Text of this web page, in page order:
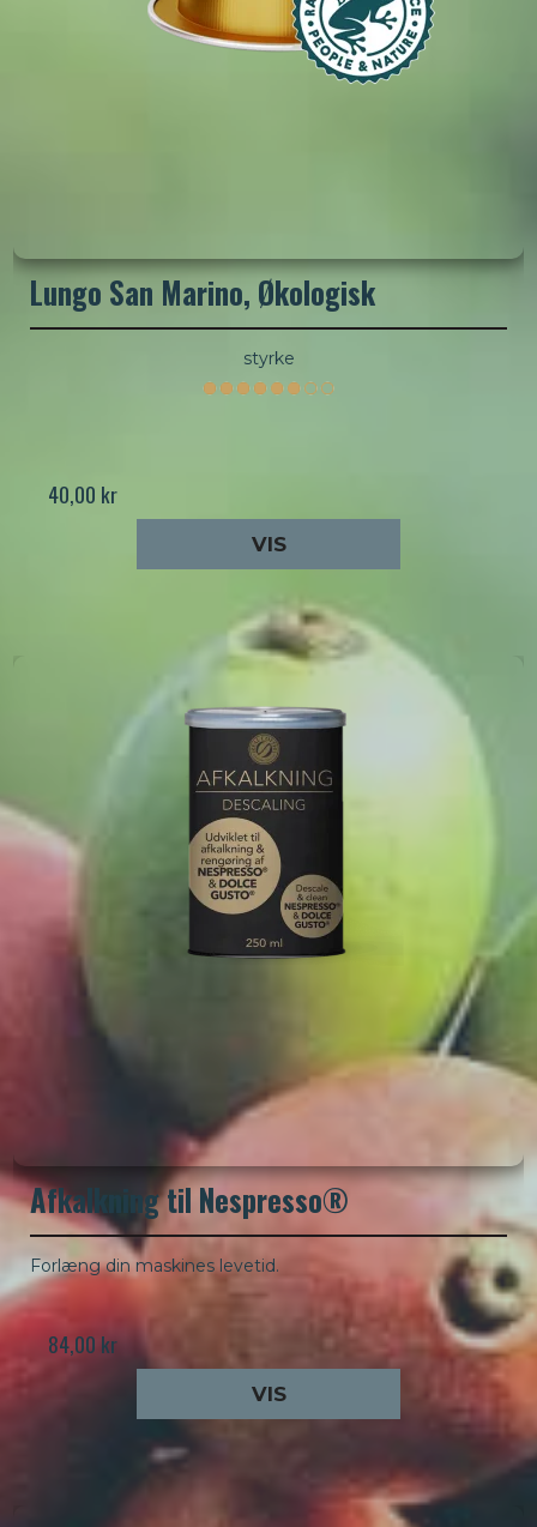
Lungo San Marino, Økologisk
styrke
40,00 kr
VIS
Afkalkning til Nespresso®
Forlæng din maskines levetid.
84,00 kr
VIS